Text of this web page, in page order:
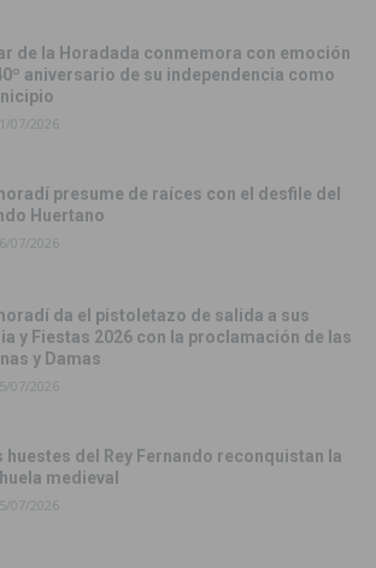
de la Horadada conmemora con emoción
aniversario de su independencia como
07/2026
presume de raíces con el desfile del
Huertano
07/2026
da el pistoletazo de salida a sus
y Fiestas 2026 con la proclamación de las
y Damas
07/2026
huestes del Rey Fernando reconquistan la
medieval
07/2026